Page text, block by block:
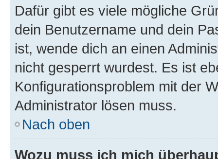
Dafür gibt es viele mögliche
dein Benutzername und dein
ist, wende dich an einen
nicht gesperrt wurdest. Es ist
Konfigurationsproblem mit der
Administrator lösen muss.
Nach oben
Wozu muss ich mich